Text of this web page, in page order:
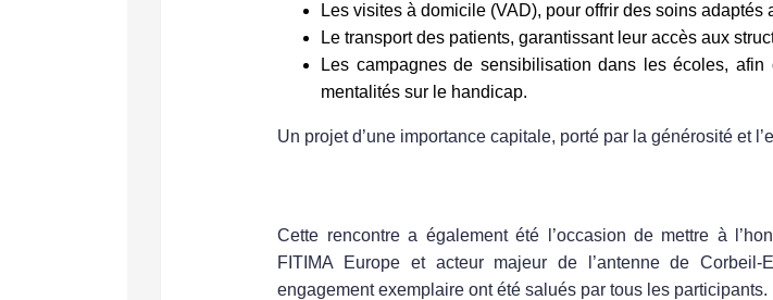
Les visites à domicile (VAD), pour offrir des soins adaptés
Le transport des patients, garantissant leur accès aux
Les campagnes de sensibilisation dans les écoles, afin
mentalités sur le handicap.
Un projet d’une importance capitale, porté par la générosité et
Cette rencontre a également été l’occasion de mettre à
FITIMA Europe et acteur majeur de l’antenne de Corbeil-
engagement exemplaire ont été salués par tous les participants.